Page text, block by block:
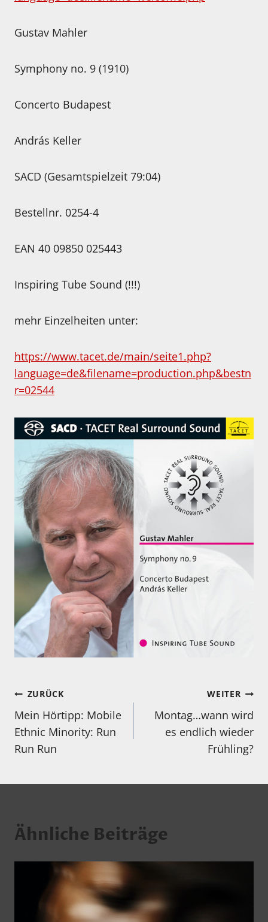
Gustav Mahler
Symphony no. 9 (1910)
Concerto Budapest
András Keller
SACD (Gesamtspielzeit 79:04)
Bestellnr. 0254-4
EAN 40 09850 025443
Inspiring Tube Sound (!!!)
mehr Einzelheiten unter:
https://www.tacet.de/main/seite1.php?
language=de&filename=production.php&bestn
r=02544
Beitragsnavigation
ZURÜCK
Mein Hörtipp: Mobile
Ethnic Minority: Run
Run Run
WEITER
Montag…wann wird
es endlich wieder
Frühling?
Ähnliche Beiträge